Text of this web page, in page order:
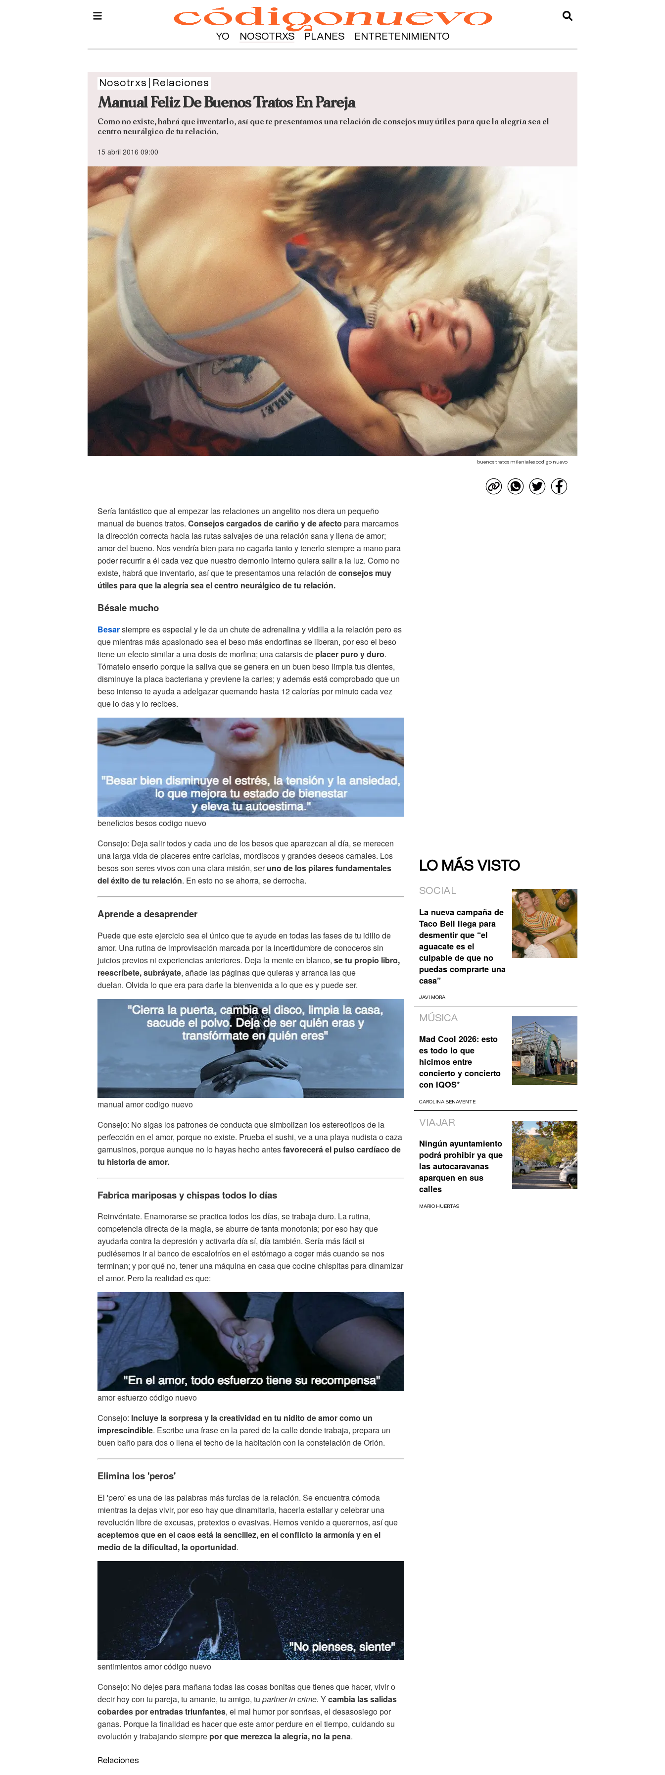
YO NOSOTRXS PLANES ENTRETENIMIENTO
Nosotrxs Relaciones
Manual Feliz De Buenos Tratos En Pareja
Como no existe, habrá que inventarlo, así que te presentamos una relación de consejos muy útiles para que la alegría sea el
centro neurálgico de tu relación.
15 abril 2016 09:00
buenos tratos mileniales codigo nuevo
Sería fantástico que al empezar las relaciones un angelito nos diera un pequeño
manual de buenos tratos. Consejos cargados de cariño y de afecto para marcarnos
la dirección correcta hacia las rutas salvajes de una relación sana y llena de amor;
amor del bueno. Nos vendría bien para no cagarla tanto y tenerlo siempre a mano para
poder recurrir a él cada vez que nuestro demonio interno quiera salir a la luz. Como no
existe, habrá que inventarlo, así que te presentamos una relación deconsejos muy
útiles para que la alegría sea el centro neurálgico de tu relación.
Bésale mucho
Besarsiempre es especial y le da un chute de adrenalina y vidilla a la relación pero es
que mientras más apasionado sea el beso más endorfinas se liberan, por eso el beso
tiene un efecto similar a una dosis de morfina; una catarsis de placer puro y duro.
Tómatelo enserio porque la saliva que se genera en un buen beso limpia tus dientes,
disminuye la placa bacteriana y previene la caries; y además está comprobado que un
beso intenso te ayuda a adelgazar quemando hasta 12 calorías por minuto cada vez
que lo das y lo recibes.
beneficios besos codigo nuevo
Consejo: Deja salir todos y cada uno de los besos que aparezcan al día, se merecen
una larga vida de placeres entre caricias, mordiscos y grandes deseos carnales. Los
besos son seres vivos con una clara misión, seruno de los pilares fundamentales
del éxito de tu relación. En esto no se ahorra, se derrocha.
Aprende a desaprender
Puede que este ejercicio sea el único que te ayude en todas las fases de tu idilio de
amor. Una rutina de improvisación marcada por la incertidumbre de conoceros sin
juicios previos ni experiencias anteriores. Deja la mente en blanco, se tu propio libro,
reescríbete, subráyate, añade las páginas que quieras y arranca las que
duelan. Olvida lo que era para darle la bienvenida a lo que es y puede ser.
manual amor codigo nuevo
Consejo: No sigas los patrones de conducta que simbolizan los estereotipos de la
perfección en el amor, porque no existe. Prueba el sushi, ve a una playa nudista o caza
gamusinos, porque aunque no lo hayas hecho antesfavorecerá el pulso cardíaco de
tu historia de amor.
Fabrica mariposas y chispas todos lo días
Reinvéntate. Enamorarse se practica todos los días, se trabaja duro. La rutina,
competencia directa de la magia, se aburre de tanta monotonía; por eso hay que
ayudarla contra la depresión y activarla día sí, día también. Sería más fácil si
pudiésemos ir al banco de escalofríos en el estómago a coger más cuando se nos
terminan; y por qué no, tener una máquina en casa que cocine chispitas para dinamizar
el amor. Pero la realidad es que:
amor esfuerzo código nuevo
Consejo: Incluye la sorpresa y la creatividad en tu nidito de amor como un
imprescindible. Escribe una frase en la pared de la calle donde trabaja, prepara un
buen baño para dos o llena el techo de la habitación con la constelación de Orión.
Elimina los 'peros'
El 'pero' es una de las palabras más furcias de la relación. Se encuentra cómoda
mientras la dejas vivir, por eso hay que dinamitarla, hacerla estallar y celebrar una
revolución libre de excusas, pretextos o evasivas. Hemos venido a querernos, así que
aceptemos que en el caos está la sencillez, en el conflicto la armonía y en el
medio de la dificultad, la oportunidad.
sentimientos amor código nuevo
Consejo: No dejes para mañana todas las cosas bonitas que tienes que hacer, vivir o
decir hoy con tu pareja, tu amante, tu amigo, tu partner in crime. Ycambia las salidas
cobardes por entradas triunfantes, el mal humor por sonrisas, el desasosiego por
ganas. Porque la finalidad es hacer que este amor perdure en el tiempo, cuidando su
evolución y trabajando siempre por que merezca la alegría, no la pena.
Relaciones
LO MÁS VISTO
SOCIAL
La nueva campaña de
Taco Bell llega para
desmentir que “el
aguacate es el
culpable de que no
puedas comprarte una
casa”
JAVI MORA
MÚSICA
Mad Cool 2026: esto
es todo lo que
hicimos entre
concierto y concierto
con IQOS*
CAROLINA BENAVENTE
VIAJAR
Ningún ayuntamiento
podrá prohibir ya que
las autocaravanas
aparquen en sus
calles
MARIO HUERTAS